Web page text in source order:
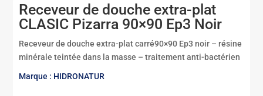
Receveur de douche extra-plat
CLASIC Pizarra 90×90 Ep3 Noir
Receveur de douche extra-plat carré90×90 Ep3 noir – résine
minérale teintée dans la masse – traitement anti-bactérien
Marque : HIDRONATUR